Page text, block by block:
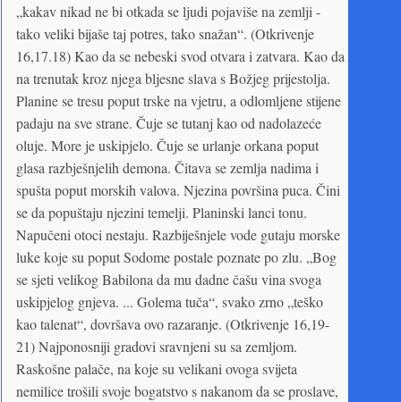
„kakav nikad ne bi otkada se ljudi pojaviše na zemlji -
tako veliki bijaše taj potres, tako snažan“. (Otkrivenje
16,17.18) Kao da se nebeski svod otvara i zatvara. Kao da
na trenutak kroz njega bljesne slava s Božjeg prijestolja.
Planine se tresu poput trske na vjetru, a odlomljene stijene
padaju na sve strane. Čuje se tutanj kao od nadolazeće
oluje. More je uskipjelo. Čuje se urlanje orkana poput
glasa razbješnjelih demona. Čitava se zemlja nadima i
spušta poput morskih valova. Njezina površina puca. Čini
se da popuštaju njezini temelji. Planinski lanci tonu.
Napučeni otoci nestaju. Razbiješnjele vode gutaju morske
luke koje su poput Sodome postale poznate po zlu. „Bog
se sjeti velikog Babilona da mu dadne čašu vina svoga
uskipjelog gnjeva. ... Golema tuča“, svako zrno „teško
kao talenat“, dovršava ovo razaranje. (Otkrivenje 16,19-
21) Najponosniji gradovi sravnjeni su sa zemljom.
Raskošne palače, na koje su velikani ovoga svijeta
nemilice trošili svoje bogatstvo s nakanom da se proslave,